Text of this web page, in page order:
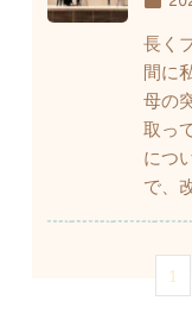
長く
間に
母の
取っ
につ
で、
1